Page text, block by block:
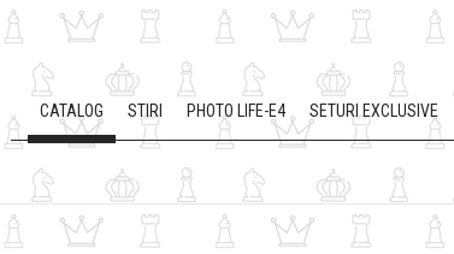
CATALOG STIRI PHOTO LIFE-E4 SETURI EXCLUSIVE